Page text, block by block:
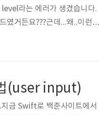
라는 에러가 생겼습니다.
였거든요???근데...왜..이런
XD 왜 에러가 발생했다고
(user input)
금 Swift로 백준사이트에서